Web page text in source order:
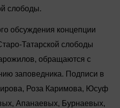
слободы.
обсуждения концепции
Татарской слободы
обращаются с
заповедника. Подписи в
Роза Каримова, Юсуф
Апанаевых, Бурнаевых,